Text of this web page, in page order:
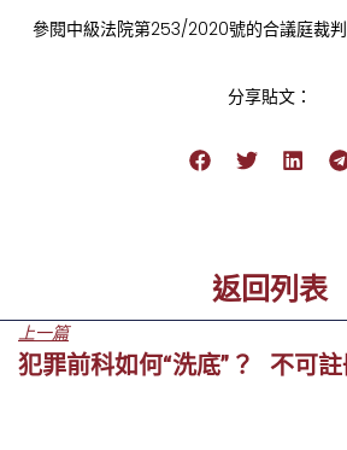
參閱中級法院第253/2020號的合議庭裁判
分享貼文：
返回列表
上一篇
犯罪前科如何“洗底”？